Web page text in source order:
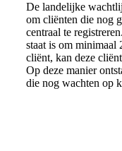
De landelijke
om cliënten die nog
centraal te
staat is om minimaal
cliënt, kan deze
Op deze manier
die nog wachten op